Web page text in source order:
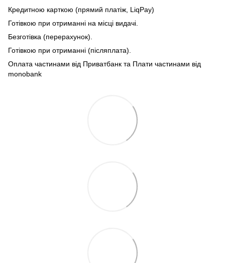
Кредитною карткою (прямий платіж, LiqPay)
Готівкою при отриманні на місці видачі.
Безготівка (перерахунок).
Готівкою при отриманні (післяплата).
Оплата частинами від Приватбанк та Плати частинами від
monobank